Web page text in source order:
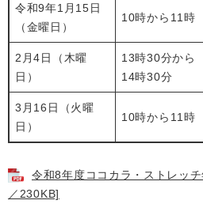
令和9年1月15日
（金曜日）
10時から11時
2月4日（木曜
日）
13時30分から
14時30分
3月16日（火曜
日）
10時から11時
令和8年度ココカラ・ストレッ
／230KB]